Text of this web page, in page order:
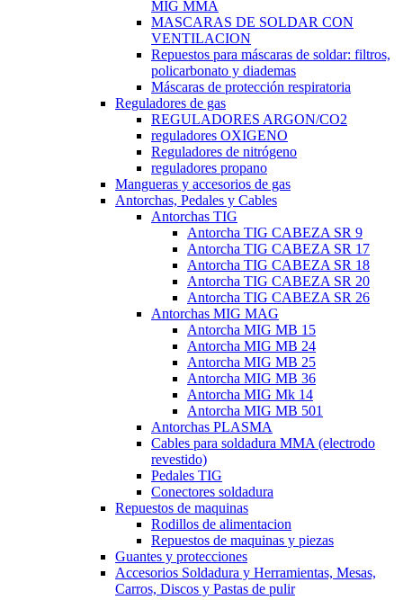
MIG MMA
MASCARAS DE SOLDAR CON
VENTILACION
Repuestos para máscaras de soldar: filtros,
policarbonato y diademas
Máscaras de protección respiratoria
Reguladores de gas
REGULADORES ARGON/CO2
reguladores OXIGENO
Reguladores de nitrógeno
reguladores propano
Mangueras y accesorios de gas
Antorchas, Pedales y Cables
Antorchas TIG
Antorcha TIG CABEZA SR 9
Antorcha TIG CABEZA SR 17
Antorcha TIG CABEZA SR 18
Antorcha TIG CABEZA SR 20
Antorcha TIG CABEZA SR 26
Antorchas MIG MAG
Antorcha MIG MB 15
Antorcha MIG MB 24
Antorcha MIG MB 25
Antorcha MIG MB 36
Antorcha MIG Mk 14
Antorcha MIG MB 501
Antorchas PLASMA
Cables para soldadura MMA (electrodo
revestido)
Pedales TIG
Conectores soldadura
Repuestos de maquinas
Rodillos de alimentacion
Repuestos de maquinas y piezas
Guantes y protecciones
Accesorios Soldadura y Herramientas, Mesas,
Carros, Discos y Pastas de pulir